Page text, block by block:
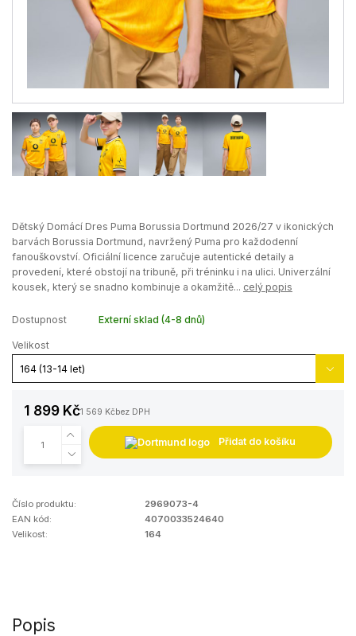
Dětský Domácí Dres Puma Borussia Dortmund 2026/27 v ikonických
barvách Borussia Dortmund, navržený Puma pro každodenní
fanouškovství. Oficiální licence zaručuje autentické detaily a
provedení, které obstojí na tribuně, při tréninku i na ulici. Univerzální
kousek, který se snadno kombinuje a okamžitě... celý popis
Dostupnost Externí sklad (4-8 dnů)
Velikost
1 899 Kč1 569 Kčbez DPH
Přidat do košíku
Číslo produktu:
2969073-4
EAN kód:
4070033524640
Velikost:
164
Popis